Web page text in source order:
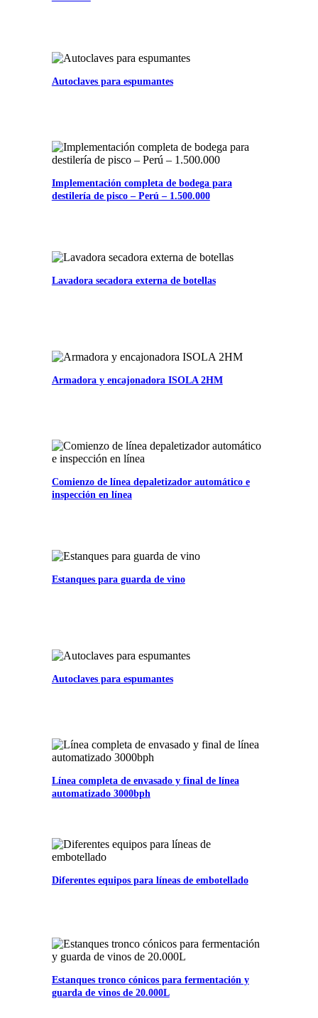
Autoclaves para espumantes
Implementación completa de bodega para
destilería de pisco – Perú – 1.500.000
Lavadora secadora externa de botellas
Armadora y encajonadora ISOLA 2HM
Comienzo de línea depaletizador automático e
inspección en línea
Estanques para guarda de vino
Autoclaves para espumantes
Línea completa de envasado y final de línea
automatizado 3000bph
Diferentes equipos para líneas de embotellado
Estanques tronco cónicos para fermentación y
guarda de vinos de 20.000L